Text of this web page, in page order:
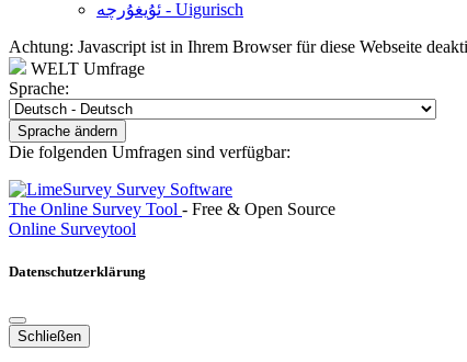
ئۇيغۇرچە - Uigurisch
Achtung: Javascript ist in Ihrem Browser für diese Webseite
WELT Umfrage
Sprache:
Sprache ändern
Die folgenden Umfragen sind verfügbar:
The Online Survey Tool - Free & Open Source
Online Surveytool
Datenschutzerklärung
Schließen